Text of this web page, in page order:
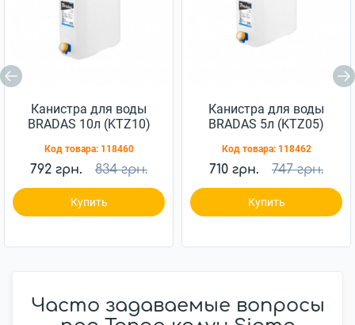
Канистра для воды
BRADAS 10л (KTZ10)
Код товара: 118460
792 грн. 834 грн.
Купить
Канистра для воды
BRADAS 5л (KTZ05)
Код товара: 118462
710 грн. 747 грн.
Купить
Часто задаваемые вопросы